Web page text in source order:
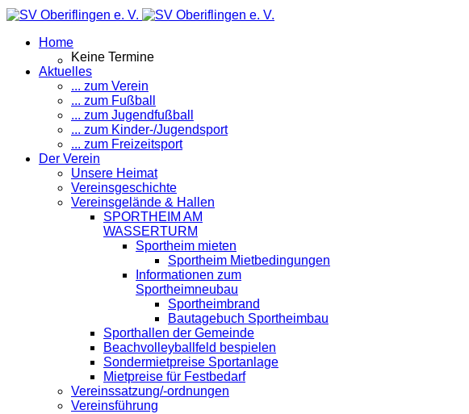
Home
Keine Termine
Aktuelles
... zum Verein
... zum Fußball
... zum Jugendfußball
... zum Kinder-/Jugendsport
... zum Freizeitsport
Der Verein
Unsere Heimat
Vereinsgeschichte
Vereinsgelände & Hallen
SPORTHEIM AM
WASSERTURM
Sportheim mieten
Sportheim Mietbedingungen
Informationen zum
Sportheimneubau
Sportheimbrand
Bautagebuch Sportheimbau
Sporthallen der Gemeinde
Beachvolleyballfeld bespielen
Sondermietpreise Sportanlage
Mietpreise für Festbedarf
Vereinssatzung/-ordnungen
Vereinsführung